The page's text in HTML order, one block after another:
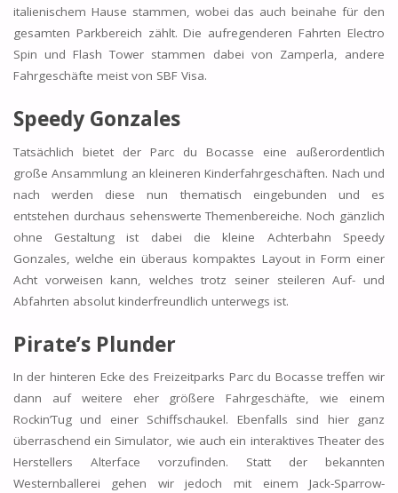
italienischem Hause stammen, wobei das auch beinahe für den
gesamten Parkbereich zählt. Die aufregenderen Fahrten Electro
Spin und Flash Tower stammen dabei von Zamperla, andere
Fahrgeschäfte meist von SBF Visa.
Speedy Gonzales
Tatsächlich bietet der Parc du Bocasse eine außerordentlich
große Ansammlung an kleineren Kinderfahrgeschäften. Nach und
nach werden diese nun thematisch eingebunden und es
entstehen durchaus sehenswerte Themenbereiche. Noch gänzlich
ohne Gestaltung ist dabei die kleine Achterbahn Speedy
Gonzales, welche ein überaus kompaktes Layout in Form einer
Acht vorweisen kann, welches trotz seiner steileren Auf- und
Abfahrten absolut kinderfreundlich unterwegs ist.
Pirate’s Plunder
In der hinteren Ecke des Freizeitparks Parc du Bocasse treffen wir
dann auf weitere eher größere Fahrgeschäfte, wie einem
Rockin’Tug und einer Schiffschaukel. Ebenfalls sind hier ganz
überraschend ein Simulator, wie auch ein interaktives Theater des
Herstellers Alterface vorzufinden. Statt der bekannten
Westernballerei gehen wir jedoch mit einem Jack-Sparrow-